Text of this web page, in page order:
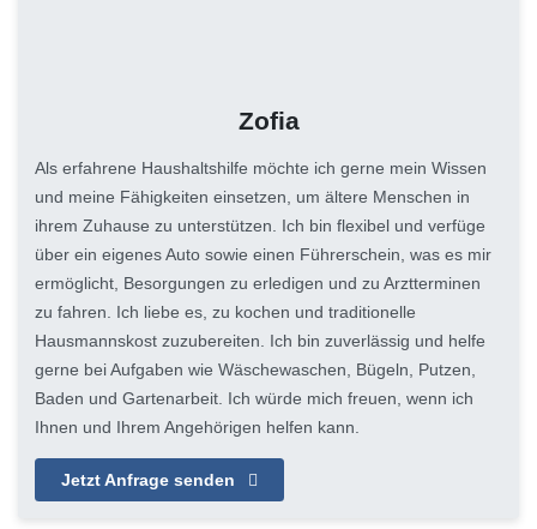
Zofia
Als erfahrene Haushaltshilfe möchte ich gerne mein Wissen
und meine Fähigkeiten einsetzen, um ältere Menschen in
ihrem Zuhause zu unterstützen. Ich bin flexibel und verfüge
über ein eigenes Auto sowie einen Führerschein, was es mir
ermöglicht, Besorgungen zu erledigen und zu Arztterminen
zu fahren. Ich liebe es, zu kochen und traditionelle
Hausmannskost zuzubereiten. Ich bin zuverlässig und helfe
gerne bei Aufgaben wie Wäschewaschen, Bügeln, Putzen,
Baden und Gartenarbeit. Ich würde mich freuen, wenn ich
Ihnen und Ihrem Angehörigen helfen kann.
Jetzt Anfrage senden